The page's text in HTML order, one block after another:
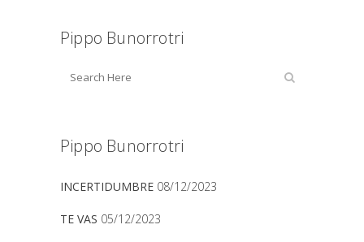
Pippo Bunorrotri
Pippo Bunorrotri
INCERTIDUMBRE 08/12/2023
TE VAS 05/12/2023